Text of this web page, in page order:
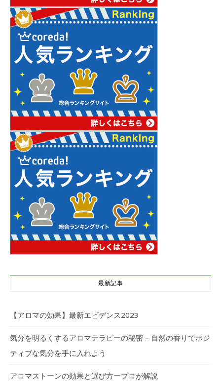
最新記事
【アロマの効果】最新エビデンス2023
気分を明るくするアロマテラピーの秘密 – 自然の香りでポジ
ティブな気分を手に入れよう
アロマストーンの効果と選び方ープロが解説